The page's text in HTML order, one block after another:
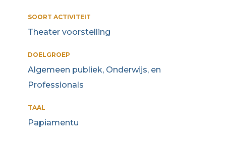
SOORT ACTIVITEIT
Theater voorstelling
DOELGROEP
Algemeen publiek, Onderwijs, en
Professionals
TAAL
Papiamentu